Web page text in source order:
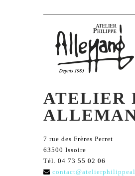
ATELIER
7 rue des Frères Perret
63500 Issoire
Tél. 04 73 55 02 06